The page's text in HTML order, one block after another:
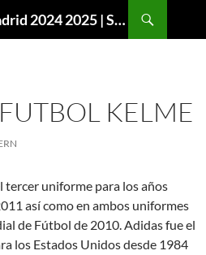
Chandal Atletico de Madrid 2024 2025 | SuperVigo
KELME
tercer uniforme para los años
así como en ambos uniformes
de Fútbol de 2010. Adidas fue el
los Estados Unidos desde 1984